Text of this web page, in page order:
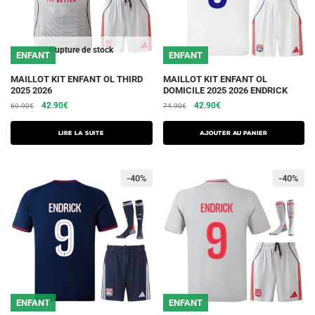
du
produit
Rupture de stock
ENFANT
MAILLOT KIT ENFANT OL THIRD
2025 2026
69.90€
Le
initial
était :
42.90€Le
actuel
est :
Lire la suite
ENFANT
MAILLOT KIT ENFANT OL
DOMICILE 2025 2026 ENDRICK
74.90€
Le
initial
était :
42.90€Le
actuel
est :
AJOUTER AU PANIER
Ce
produit
a
plusieurs
variations.
peuvent
être
choisies
du
ENFANT
-40%
ENFANT
-40%